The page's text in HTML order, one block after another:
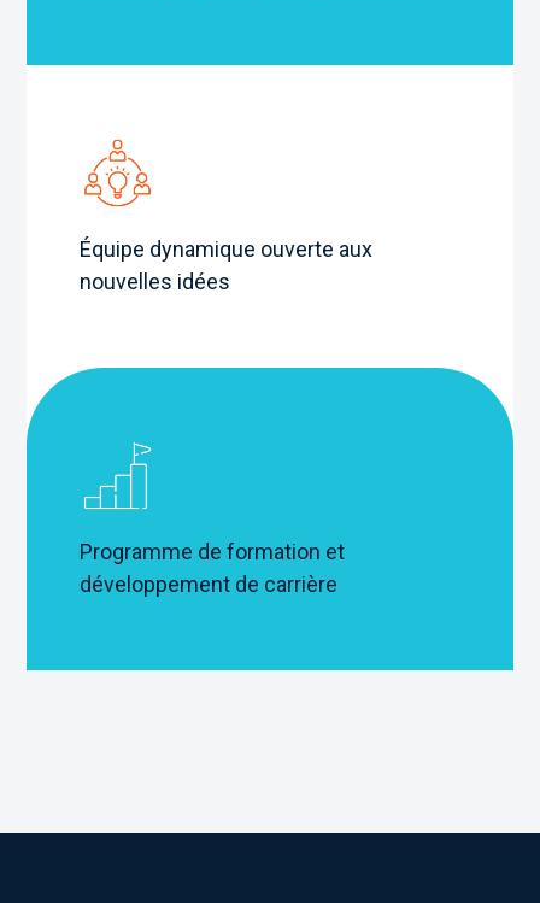
Équipe dynamique ouverte aux
nouvelles idées
Programme de formation et
développement de carrière